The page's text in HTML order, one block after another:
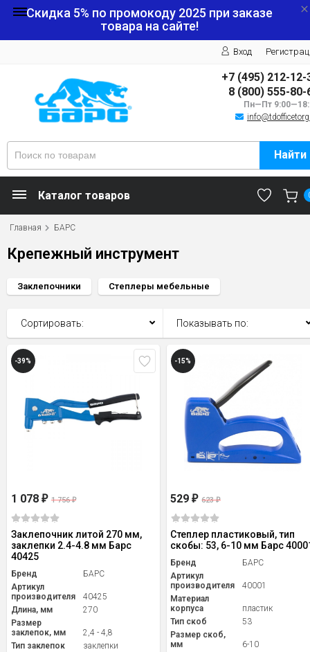
Скидка 5% по промокоду 2025 при заказе
товара на сайте!
Вход
+7 (495) 212-12-
8 (800) 555-80-
Пн—Пт
Найти
Каталог товаров
Главная БАРС
Крепежный инструмент
Заклепочники Степлеры мебельные
Сортировать: Показывать по:
-39%
1 078 ₽ 1 756₽
Заклепочник литой 270 мм,
заклепки 2.4-4.8 мм Барс
40425
Бренд
БАРС
Артикул
производителя
40425
Длина, мм
270
Размер
заклепок, мм
2,4 - 4,8
Тип заклепок
заклепки
-15%
529₽ 623₽
Степлер пластиковый, тип
скобы: 53, 6-10 мм Барс
Бренд
БАРС
Артикул
производителя
40001
Материал
корпуса
пластик
Тип скоб
53
Размер скоб,
мм
6-10